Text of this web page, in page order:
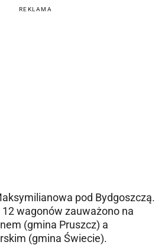
REKLAMA
pod Bydgoszczą.
12 wagonów zauważono na
(gmina Pruszcz) a
(gmina Świecie).